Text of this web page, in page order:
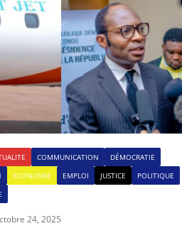
COMMUNICATION
DÉMOCRATIE
ECONOMIE EMPLOI JUSTICE
POLITIQUE
24, 2025